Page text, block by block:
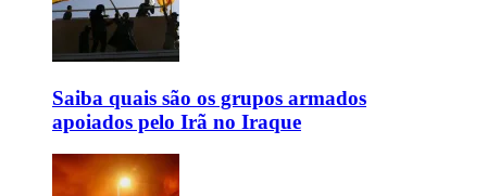
Saiba quais são os grupos armados
apoiados pelo Irã no Iraque